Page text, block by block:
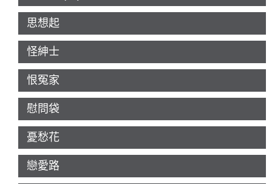
思想起
怪紳士
恨冤家
慰問袋
憂愁花
戀愛路